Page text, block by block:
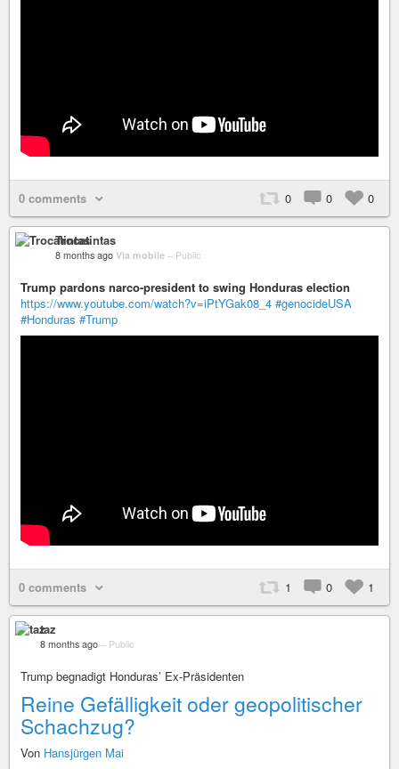
0 comments 0 0 0
Trocatintas
8 months ago Via mobile – Public
Trump pardons narco-president to swing Honduras election
https://www.youtube.com/watch?v=iPtYGak08_4 #genocideUSA
#Honduras #Trump
0 comments 1 0 1
taz
8 months ago – Public
Trump begnadigt Honduras’ Ex-Präsidenten
Reine Gefälligkeit oder geopolitischer
Schachzug?
Von Hansjürgen Mai